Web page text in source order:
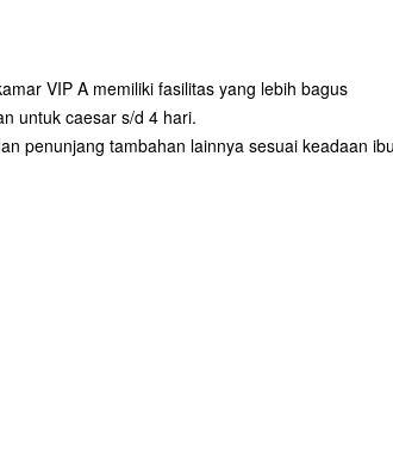
VIP A memiliki fasilitas yang lebih bagus
untuk caesar s/d 4 hari.
penunjang tambahan lainnya sesuai keadaan